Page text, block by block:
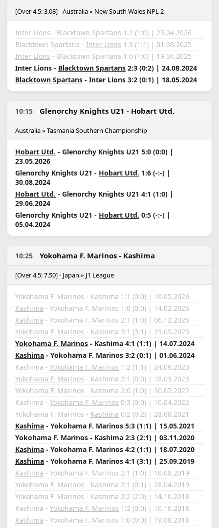
[Over 4.5: 3.08] - Australia » New South Wales NPL 2
Inter Lions - Blacktown Spartans 1:2 (1:0) | 25.04.2026
Blacktown Spartans - Inter Lions 1:3 (1:1) | 01.08.2025
Inter Lions - Blacktown Spartans 1:0 (1:0) | 19.04.2025
Inter Lions - Blacktown Spartans 2:3 (0:2) | 24.08.2024
Blacktown Spartans - Inter Lions 3:2 (0:1) | 18.05.2024
10:15 Glenorchy Knights U21 - Hobart Utd.
Australia » Tasmania Southern Championship
Hobart Utd. - Glenorchy Knights U21 5:0 (0:0) |
23.05.2026
Glenorchy Knights U21 - Hobart Utd. 1:6 (-:-) |
30.08.2024
Hobart Utd. - Glenorchy Knights U21 4:1 (1:0) |
29.06.2024
Glenorchy Knights U21 - Hobart Utd. 0:5 (-:-) |
05.04.2024
10:25 Yokohama F. Marinos - Kashima
[Over 4.5: 7.50] - Japan » J1 League
Yokohama F. Marinos - Kashima 1:1 (0:0) | 10.05.2026
Kashima - Yokohama F. Marinos 1:0 (0:0) | 14.02.2026
Kashima - Yokohama F. Marinos 2:1 (1:0) | 06.12.2025
Yokohama F. Marinos - Kashima 3:1 (3:1) | 25.05.2025
Yokohama F. Marinos - Kashima 4:1 (1:1) | 14.07.2024
Kashima - Yokohama F. Marinos 3:2 (0:1) | 01.06.2024
Kashima - Yokohama F. Marinos 1:2 (1:1) | 24.09.2023
Yokohama F. Marinos - Kashima 2:1 (0:0) | 18.03.2023
Yokohama F. Marinos - Kashima 2:0 (1:0) | 30.07.2022
Kashima - Yokohama F. Marinos 0:3 (0:0) | 10.04.2022
Yokohama F. Marinos - Kashima 0:2 (0:2) | 28.08.2021
Kashima - Yokohama F. Marinos 5:3 (1:1) | 15.05.2021
Yokohama F. Marinos - Kashima 2:3 (2:1) | 03.11.2020
Kashima - Yokohama F. Marinos 4:2 (1:1) | 18.07.2020
Kashima - Yokohama F. Marinos 4:1 (3:1) | 25.09.2019
Kashima - Yokohama F. Marinos 2:1 (1:0) | 10.08.2019
Yokohama F. Marinos - Kashima 2:1 (0:1) | 28.04.2019
Yokohama F. Marinos - Kashima 2:2 (2:0) | 14.10.2018
Kashima - Yokohama F. Marinos 1:2 (0:0) | 10.10.2018
Kashima - Yokohama F. Marinos 1:0 (0:0) | 19.08.2018